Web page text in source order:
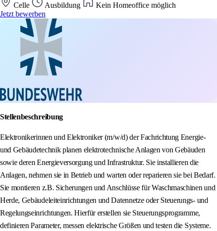
Celle Ausbildung
Kein Homeoffice möglich
Jetzt bewerben
Stellenbeschreibung
Elektronikerinnen und Elektroniker (m/w/d) der Fachrichtung Energie-
und Gebäudetechnik planen elektrotechnische Anlagen von Gebäuden
sowie deren Energieversorgung und Infrastruktur. Sie installieren die
Anlagen, nehmen sie in Betrieb und warten oder reparieren sie bei Bedarf.
Sie montieren z.B. Sicherungen und Anschlüsse für Waschmaschinen und
Herde, Gebäudeleiteinrichtungen und Datennetze oder Steuerungs- und
Regelungseinrichtungen. Hierfür erstellen sie Steuerungsprogramme,
definieren Parameter, messen elektrische Größen und testen die Systeme.